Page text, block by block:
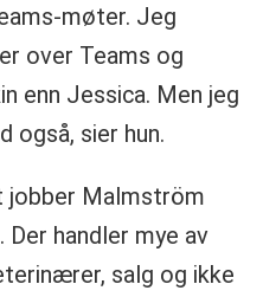
møter. Jeg
over Teams og
enn Jessica. Men jeg
også, sier hun.
jobber Malmström
handler mye av
salg og ikke